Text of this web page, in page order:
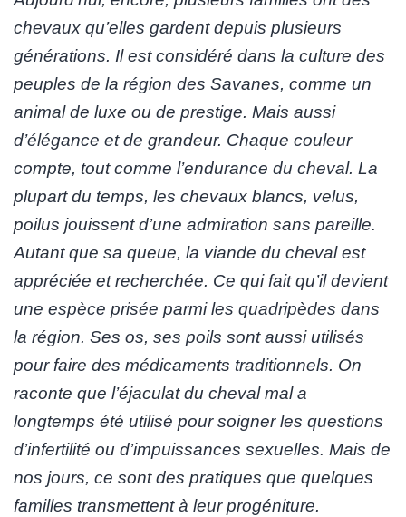
chevaux qu’elles gardent depuis plusieurs
générations. Il est considéré dans la culture des
peuples de la région des Savanes, comme un
animal de luxe ou de prestige. Mais aussi
d’élégance et de grandeur. Chaque couleur
compte, tout comme l’endurance du cheval. La
plupart du temps, les chevaux blancs, velus,
poilus jouissent d’une admiration sans pareille.
Autant que sa queue, la viande du cheval est
appréciée et recherchée. Ce qui fait qu’il devient
une espèce prisée parmi les quadripèdes dans
la région. Ses os, ses poils sont aussi utilisés
pour faire des médicaments traditionnels. On
raconte que l’éjaculat du cheval mal a
longtemps été utilisé pour soigner les questions
d’infertilité ou d’impuissances sexuelles. Mais de
nos jours, ce sont des pratiques que quelques
familles transmettent à leur progéniture.